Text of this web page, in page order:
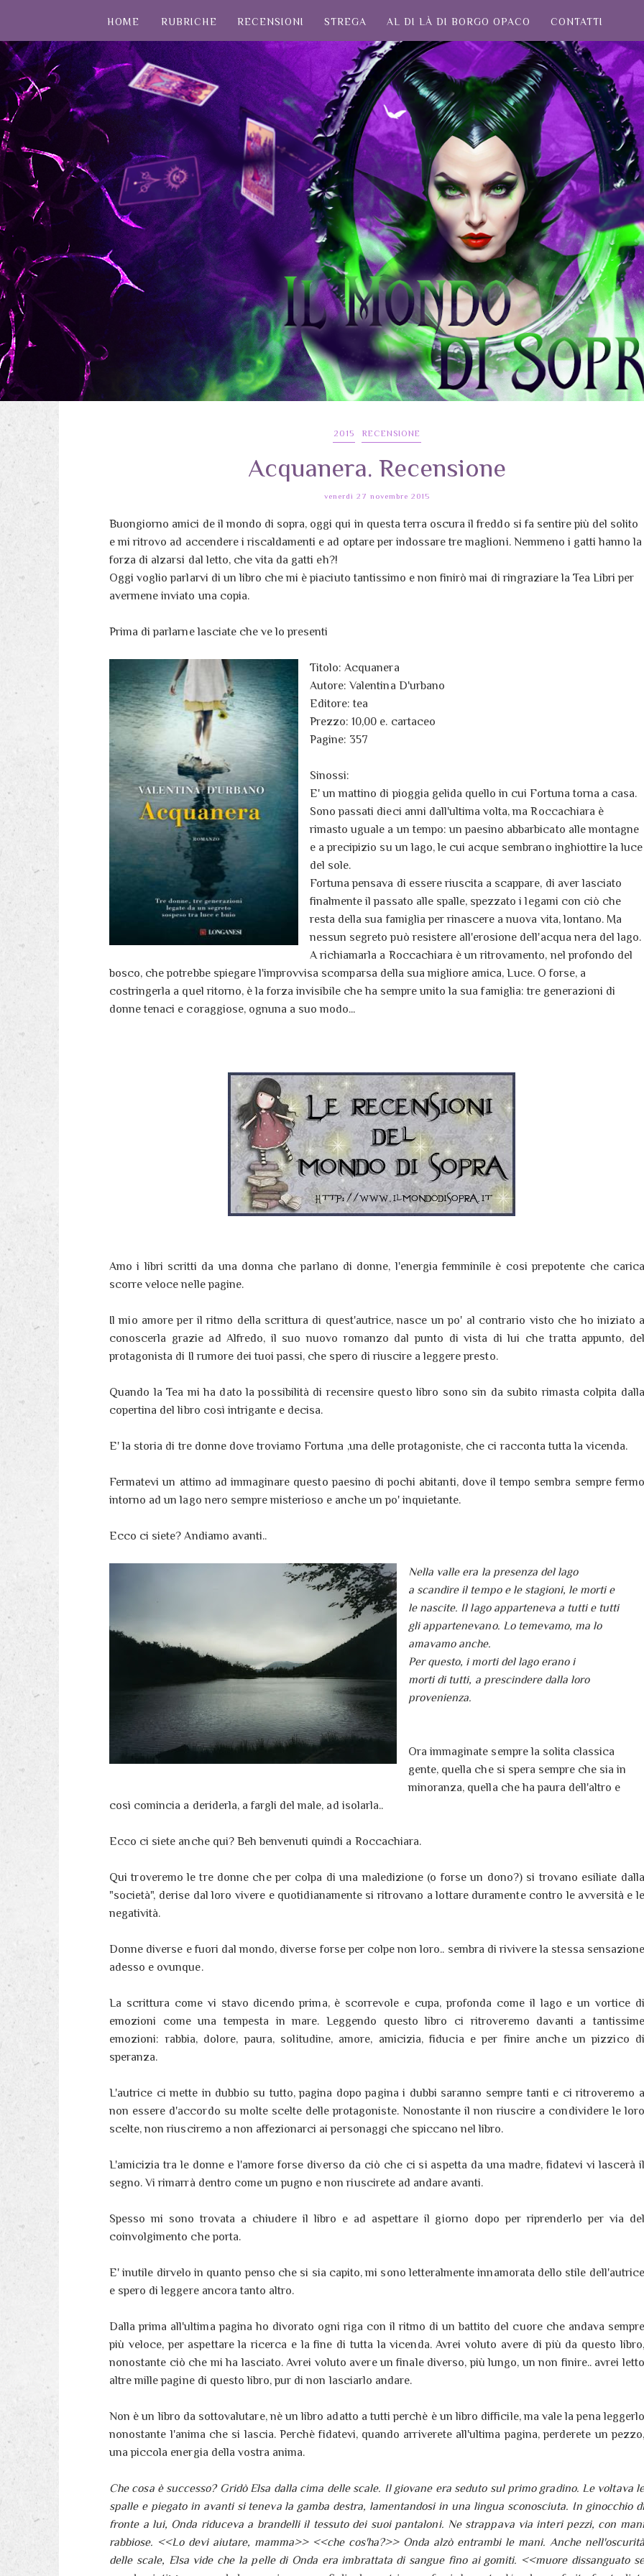
HOME RUBRICHE RECENSIONI STREGA AL DI LÀ DI BORGO OPACO CONTATTI
2015 RECENSIONE
Acquanera. Recensione
venerdì 27 novembre 2015
Buongiorno amici de il mondo di sopra, oggi qui in questa terra oscura il freddo si fa sentire più del solito
e mi ritrovo ad accendere i riscaldamenti e ad optare per indossare tre maglioni. Nemmeno i gatti hanno la
forza di alzarsi dal letto, che vita da gatti eh?!
Oggi voglio parlarvi di un libro che mi è piaciuto tantissimo e non finirò mai di ringraziare la Tea Libri per
avermene inviato una copia.
Prima di parlarne lasciate che ve lo presenti
Titolo: Acquanera
Autore: Valentina D'urbano
Editore: tea
Prezzo: 10,00 e. cartaceo
Pagine: 357
Sinossi:
E' un mattino di pioggia gelida quello in cui Fortuna torna a casa.
Sono passati dieci anni dall'ultima volta, ma Roccachiara è
rimasto uguale a un tempo: un paesino abbarbicato alle montagne
e a precipizio su un lago, le cui acque sembrano inghiottire la luce
del sole.
Fortuna pensava di essere riuscita a scappare, di aver lasciato
finalmente il passato alle spalle, spezzato i legami con ciò che
resta della sua famiglia per rinascere a nuova vita, lontano. Ma
nessun segreto può resistere all'erosione dell'acqua nera del lago.
A richiamarla a Roccachiara è un ritrovamento, nel profondo del
bosco, che potrebbe spiegare l'improvvisa scomparsa della sua migliore amica, Luce. O forse, a
costringerla a quel ritorno, è la forza invisibile che ha sempre unito la sua famiglia: tre generazioni di
donne tenaci e coraggiose, ognuna a suo modo...
Amo i libri scritti da una donna che parlano di donne, l'energia femminile è cosi prepotente che carica
scorre veloce nelle pagine.
Il mio amore per il ritmo della scrittura di quest'autrice, nasce un po' al contrario visto che ho iniziato a
conoscerla grazie ad Alfredo, il suo nuovo romanzo dal punto di vista di lui che tratta appunto, del
protagonista di Il rumore dei tuoi passi, che spero di riuscire a leggere presto.
Quando la Tea mi ha dato la possibilità di recensire questo libro sono sin da subito rimasta colpita dalla
copertina del libro così intrigante e decisa.
E' la storia di tre donne dove troviamo Fortuna ,una delle protagoniste, che ci racconta tutta la vicenda.
Fermatevi un attimo ad immaginare questo paesino di pochi abitanti, dove il tempo sembra sempre fermo
intorno ad un lago nero sempre misterioso e anche un po' inquietante.
Ecco ci siete? Andiamo avanti..
Nella valle era la presenza del lago
a scandire il tempo e le stagioni, le morti e
le nascite. Il lago apparteneva a tutti e tutti
gli appartenevano. Lo temevamo, ma lo
amavamo anche.
Per questo, i morti del lago erano i
morti di tutti, a prescindere dalla loro
provenienza.
Ora immaginate sempre la solita classica
gente, quella che si spera sempre che sia in
minoranza, quella che ha paura dell'altro e
così comincia a deriderla, a fargli del male, ad isolarla..
Ecco ci siete anche qui? Beh benvenuti quindi a Roccachiara.
Qui troveremo le tre donne che per colpa di una maledizione (o forse un dono?) si trovano esiliate dalla
"società", derise dal loro vivere e quotidianamente si ritrovano a lottare duramente contro le avversità e le
negatività.
Donne diverse e fuori dal mondo, diverse forse per colpe non loro.. sembra di rivivere la stessa sensazione
adesso e ovunque.
La scrittura come vi stavo dicendo prima, è scorrevole e cupa, profonda come il lago e un vortice di
emozioni come una tempesta in mare. Leggendo questo libro ci ritroveremo davanti a tantissime
emozioni: rabbia, dolore, paura, solitudine, amore, amicizia, fiducia e per finire anche un pizzico di
speranza.
L'autrice ci mette in dubbio su tutto, pagina dopo pagina i dubbi saranno sempre tanti e ci ritroveremo a
non essere d'accordo su molte scelte delle protagoniste. Nonostante il non riuscire a condividere le loro
scelte, non riusciremo a non affezionarci ai personaggi che spiccano nel libro.
L'amicizia tra le donne e l'amore forse diverso da ciò che ci si aspetta da una madre, fidatevi vi lascerà il
segno. Vi rimarrà dentro come un pugno e non riuscirete ad andare avanti.
Spesso mi sono trovata a chiudere il libro e ad aspettare il giorno dopo per riprenderlo per via del
coinvolgimento che porta.
E' inutile dirvelo in quanto penso che si sia capito, mi sono letteralmente innamorata dello stile dell'autrice
e spero di leggere ancora tanto altro.
Dalla prima all'ultima pagina ho divorato ogni riga con il ritmo di un battito del cuore che andava sempre
più veloce, per aspettare la ricerca e la fine di tutta la vicenda. Avrei voluto avere di più da questo libro,
nonostante ciò che mi ha lasciato. Avrei voluto avere un finale diverso, più lungo, un non finire.. avrei letto
altre mille pagine di questo libro, pur di non lasciarlo andare.
Non è un libro da sottovalutare, nè un libro adatto a tutti perchè è un libro difficile, ma vale la pena leggerlo
nonostante l'anima che si lascia. Perchè fidatevi, quando arriverete all'ultima pagina, perderete un pezzo,
una piccola energia della vostra anima.
Che cosa è successo? Gridò Elsa dalla cima delle scale. Il giovane era seduto sul primo gradino. Le voltava le
spalle e piegato in avanti si teneva la gamba destra, lamentandosi in una lingua sconosciuta. In ginocchio di
fronte a lui, Onda riduceva a brandelli il tessuto dei suoi pantaloni. Ne strappava via interi pezzi, con mani
rabbiose. <<Lo devi aiutare, mamma>> <<che cos'ha?>> Onda alzò entrambi le mani. Anche nell'oscurità
delle scale, Elsa vide che la pelle di Onda era imbrattata di sangue fino ai gomiti. <<muore dissanguato se